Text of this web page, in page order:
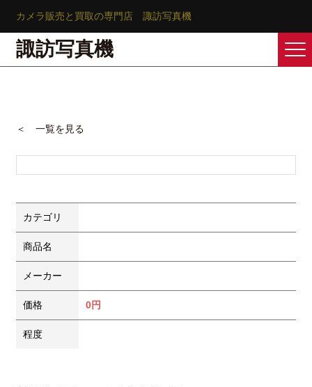
カメラ販売と買取の専門店 諏訪写真機
諏訪写真機
＜ 一覧を見る
カテゴリ
商品名
メーカー
価格 0円
程度